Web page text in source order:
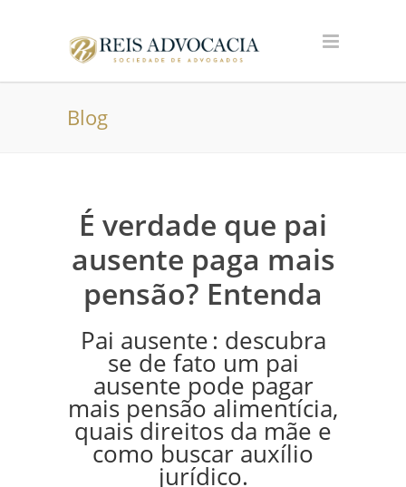
Blog
É verdade que pai
ausente paga mais
pensão? Entenda
Pai ausente : descubra
se de fato um pai
ausente pode pagar
mais pensão alimentícia,
quais direitos da mãe e
como buscar auxílio
jurídico.